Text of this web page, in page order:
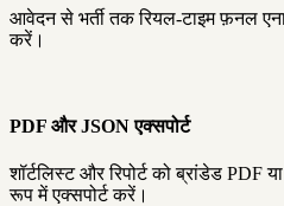
आवेदन से भर्ती तक रियल-टाइम फ़नल
करें।
PDF और JSON एक्सपोर्ट
शॉर्टलिस्ट और रिपोर्ट को ब्रांडेड
रूप में एक्सपोर्ट करें।